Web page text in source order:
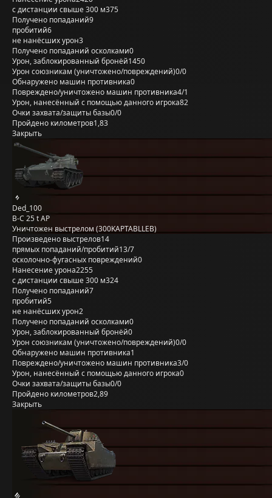
с дистанции свыше 300 м375
Получено попаданий9
пробитий6
не нанёсших урон3
Получено попаданий осколками0
Урон, заблокированный бронёй1450
Урон союзникам (уничтожено/повреждений)0/0
Обнаружено машин противника0
Повреждено/уничтожено машин противника4/1
Урон, нанесённый с помощью данного игрока82
Очки захвата/защиты базы0/0
Пройдено километров1,83
Закрыть
Ded_100
B-C 25 t AP
Уничтожен выстрелом (300KAPTABLLEB)
Произведено выстрелов14
прямых попаданий/пробитий13/7
осколочно-фугасных повреждений0
Нанесение урона2255
с дистанции свыше 300 м324
Получено попаданий7
пробитий5
не нанёсших урон2
Получено попаданий осколками0
Урон, заблокированный бронёй0
Урон союзникам (уничтожено/повреждений)0/0
Обнаружено машин противника1
Повреждено/уничтожено машин противника3/0
Урон, нанесённый с помощью данного игрока0
Очки захвата/защиты базы0/0
Пройдено километров2,89
Закрыть